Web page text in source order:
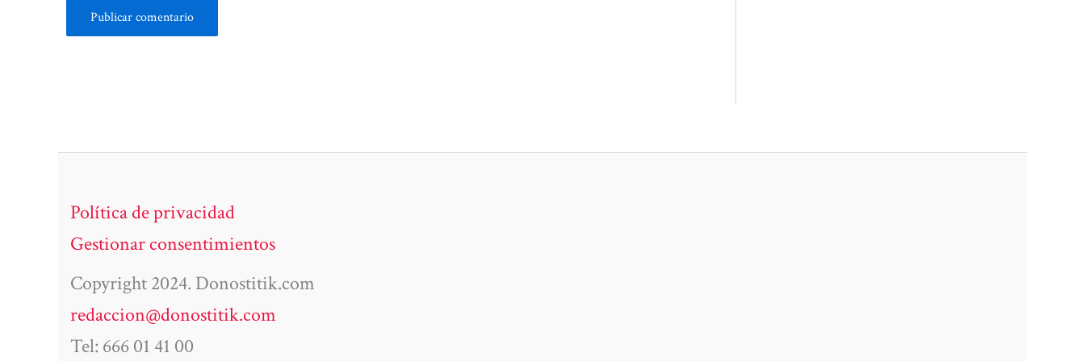
Política de privacidad
Gestionar consentimientos
Copyright 2024. Donostitik.com
redaccion@donostitik.com
Tel: 666 01 41 00